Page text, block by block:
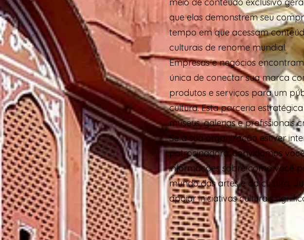
que elas demonstrem seu
tempo em que acessam
culturais de renome mundial.
Empresas e negócios
única de conectar sua marca
produtos e serviços para um
cultura. Esta parceria
museus, galerias e profissionais
Se a sua organização estiver
patrocinadora, convidamos
informações sobre como você
mundo das artes e da cultura.
apoiar iniciativas culturais